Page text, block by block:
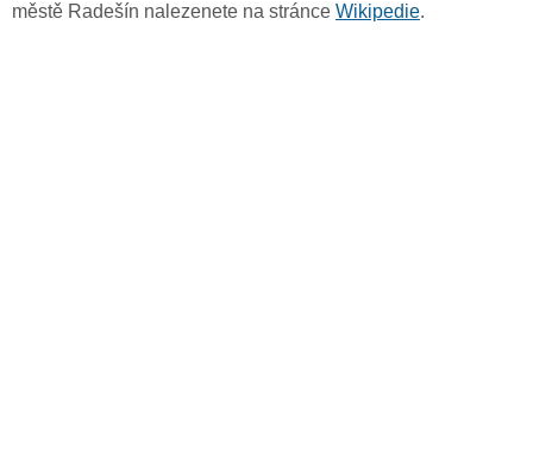
městě Radešín nalezenete na stránce Wikipedie.